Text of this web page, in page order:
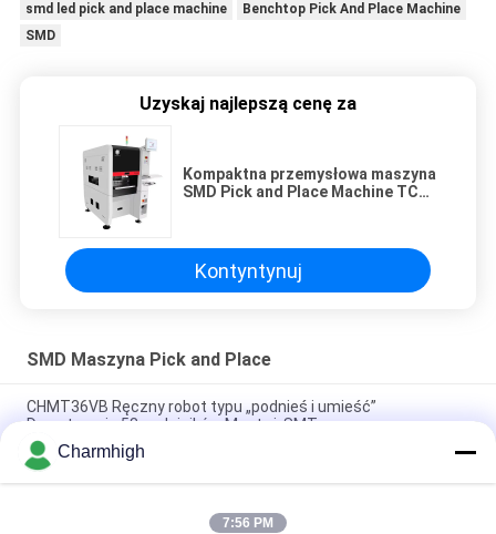
smd led pick and place machine
Benchtop Pick And Place Machine
SMD
Uzyskaj najlepszą cenę za
Kompaktna przemysłowa maszyna
SMD Pick and Place Machine TC06
Kontyntynuj
SMD Maszyna Pick and Place
CHMT36VB Ręczny robot typu „podnieś i umieść”
Dwustronnie 58 podajników Montaż SMT
2 głowice 58 podajników CHMT48VB Benchtop SMD Pick and
Place Robot Wszystko w jednym Chip Mounter
Charmhigh
7:56 PM